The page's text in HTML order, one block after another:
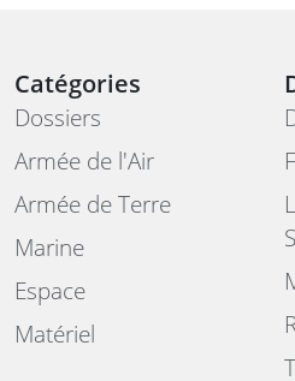
Catégories
Dossiers
Armée de l'Air
Armée de Terre
Marine
Espace
Matériel